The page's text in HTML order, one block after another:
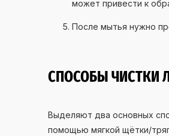
может привести к
После мытья нужно
СПОСОБЫ ЧИСТКИ
Выделяют два основных
помощью мягкой щётки/